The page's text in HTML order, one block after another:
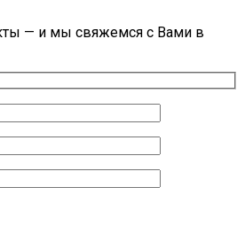
— и мы свяжемся с Вами в